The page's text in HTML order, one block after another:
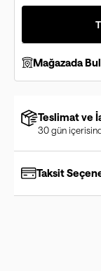
Mağazada Bul
Teslimat ve
30 gün
Taksit